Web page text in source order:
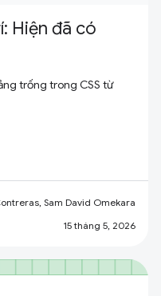
Hiện đã có
trống trong CSS từ
Sam David Omekara
15 tháng 5, 2026